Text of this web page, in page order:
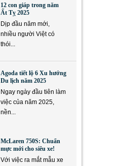
12 con giáp trong năm
Ất Tỵ 2025
Dịp đầu năm mới,
nhiều người Việt có
thói...
Agoda tiết lộ 6 Xu hướng
Du lịch năm 2025
Ngay ngày đầu tiên làm
việc của năm 2025,
nền...
McLaren 750S: Chuẩn
mực mới cho siêu xe!
Với việc ra mắt mẫu xe